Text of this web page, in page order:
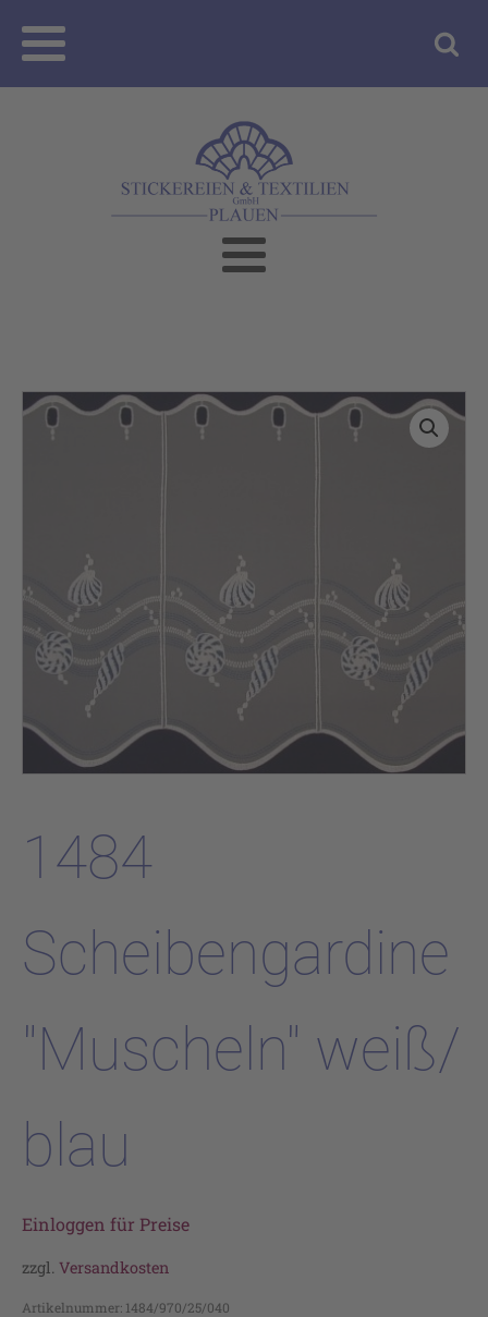
1484
Scheibengardine
"Muscheln" weiß/
blau
Einloggen für Preise
zzgl. Versandkosten
Artikelnummer: 1484/970/25/040